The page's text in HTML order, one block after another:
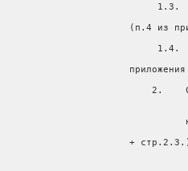
1.3.
(п.4 из
1.4.
2.
+